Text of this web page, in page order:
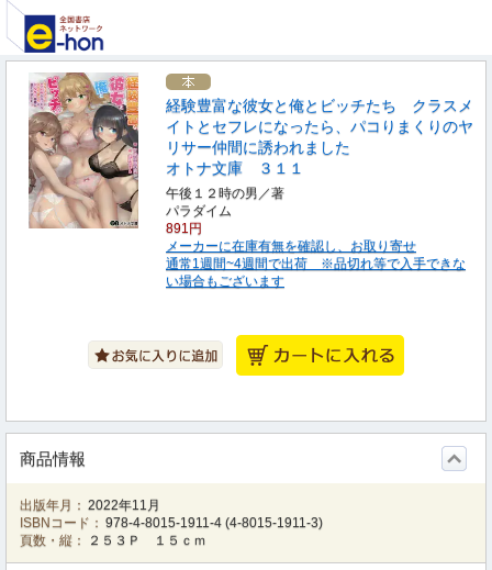
経験豊富な彼女と俺とビッチたち クラスメ
イトとセフレになったら、パコりまくりのヤ
リサー仲間に誘われました
オトナ文庫 ３１１
午後１２時の男／著
パラダイム
891円
メーカーに在庫有無を確認し、お取り寄せ
通常1週間~4週間で出荷 ※品切れ等で入手できな
い場合もございます
商品情報
出版年月： 2022年11月
ISBNコード： 978-4-8015-1911-4 (4-8015-1911-3)
頁数・縦：
２５３Ｐ １５ｃｍ